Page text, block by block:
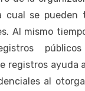
cual se pueden
Al mismo
registros ayuda
al